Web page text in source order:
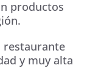
productos
restaurante
y muy alta